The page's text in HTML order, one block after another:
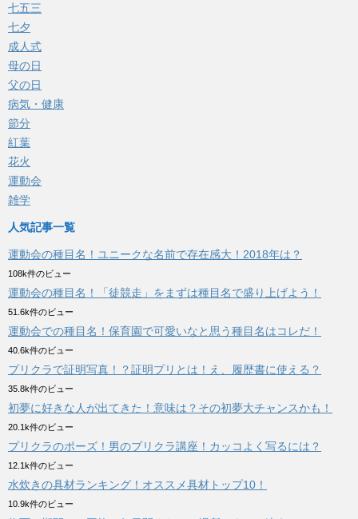
七五三
七夕
成人式
母の日
父の日
病気・健康
節分
紅葉
花火
運動会
雑学
人気記事一覧
運動会の種目名！ユニークな名前で存在感大！2018年は？
108k件のビュー
運動会の種目名！「徒競走」をまずは種目名で盛り上げよう！
51.6k件のビュー
運動会での種目名！保育園で可愛いなと思う種目名はコレだ！
40.6k件のビュー
プリクラで証明写真！？証明プリとは！え、履歴書に使える？
35.8k件のビュー
初夢に好きな人が出てきた！意味は？その初夢大チャンスかも！
20.1k件のビュー
プリクラのポーズ！男のプリクラ講座！カッコよく写るには？
12.1k件のビュー
水炊きの具材ランキング！オススメ具材トップ10！
10.9k件のビュー